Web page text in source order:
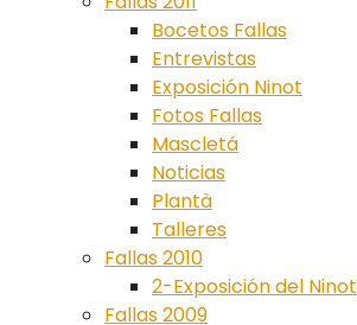
Bocetos Fallas
Entrevistas
Exposición Ninot
Fotos Fallas
Mascletá
Noticias
Plantà
Talleres
Fallas 2010
2-Exposición del Ninot
Fallas 2009